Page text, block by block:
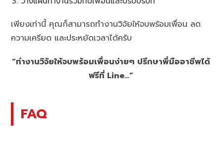
เพียงเท่านี้ คุณก็สามารถทำงานวิจัยให้จบพร้อมเพื่อน ลด
ความเครียด และประหยัดเวลาได้ครับ
“ทำงานวิจัยให้จบพร้อมเพื่อนง่ายๆ ปรึกษาพี่มืออาชีพได้
ฟรีที่ Line…”
FAQ